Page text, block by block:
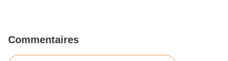
Commentaires